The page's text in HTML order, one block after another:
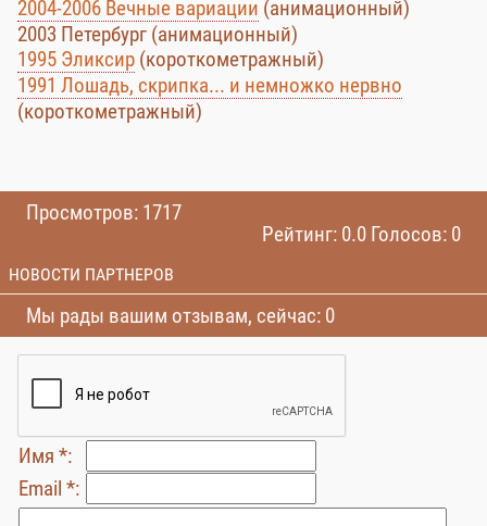
2004-2006 Вечные вариации (анимационный)
2003 Петербург (анимационный)
1995 Эликсир (короткометражный)
1991 Лошадь, скрипка... и немножко нервно
(короткометражный)
Просмотров: 1717
Рейтинг: 0.0 Голосов: 0
НОВОСТИ ПАРТНЕРОВ
Мы рады вашим отзывам, сейчас: 0
Имя *:
Email *: